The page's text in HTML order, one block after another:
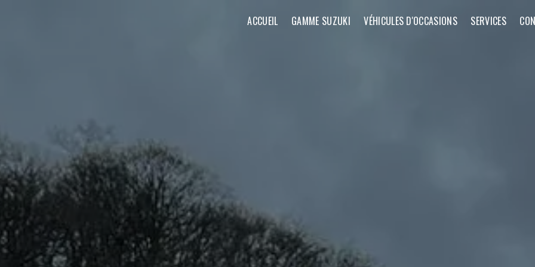
ACCUEIL GAMME SUZUKI VÉHICULES D'OCCASIONS SERVICES